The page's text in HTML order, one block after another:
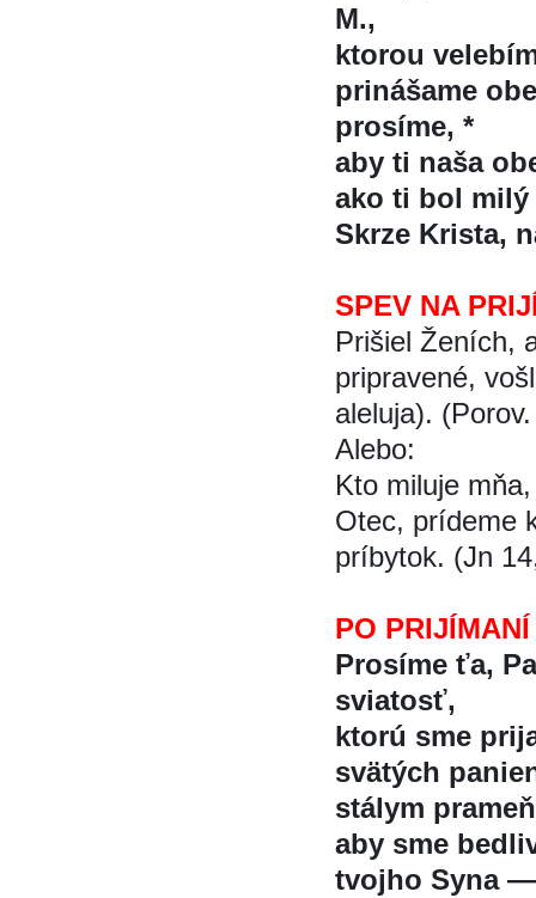
M.,
ktorou
prinášame
prosíme, *
aby ti naša
ako ti bol
Skrze Krista,
SPEV NA
Prišiel Ženích,
pripravené,
aleluja).
Alebo:
Kto miluje
Otec, prídeme
príbytok. (Jn
PO PRIJÍMANÍ
Prosíme ťa,
sviatosť,
ktorú sme
svätých
stálym
aby sme
tvojho Syna —